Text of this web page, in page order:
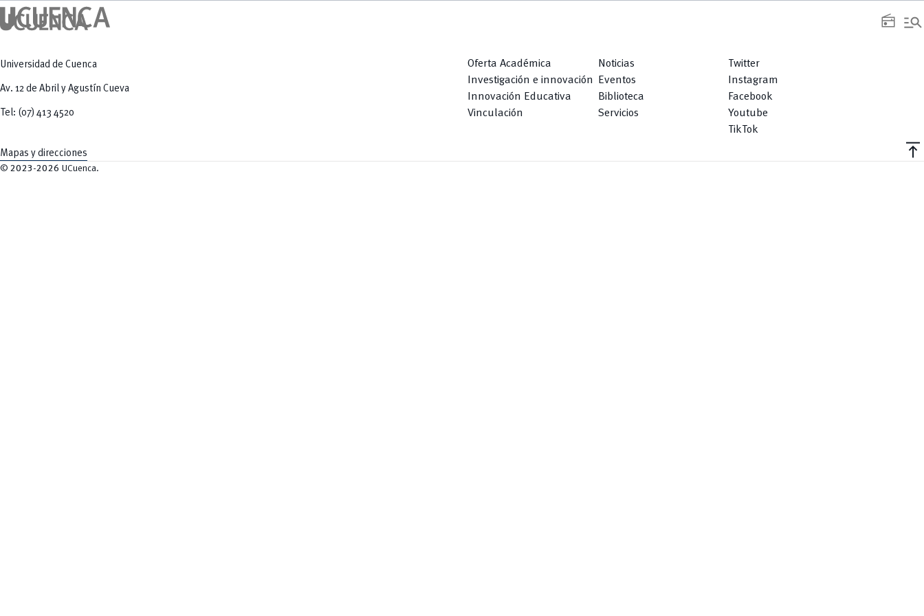
radio manage_search
Universidad de Cuenca
Av. 12 de Abril y Agustín Cueva
Tel: (07) 413 4520
Mapas y direcciones
Oferta Académica
Investigación e innovación
Innovación Educativa
Vinculación
Noticias
Eventos
Biblioteca
Servicios
Twitter
Instagram
Facebook
Youtube
TikTok
vertical_align_top
© 2023-2026 UCuenca.